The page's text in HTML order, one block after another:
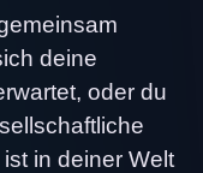
deine
oder du
in deiner Welt